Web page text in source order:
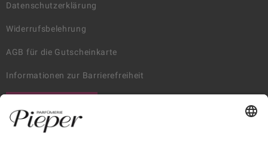
Datenschutzerklärung
Widerrufsbelehrung
AGB für die Gutscheinkarte
Informationen zur Barrierefreiheit